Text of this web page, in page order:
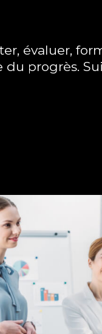
évaluer,
du progrès.